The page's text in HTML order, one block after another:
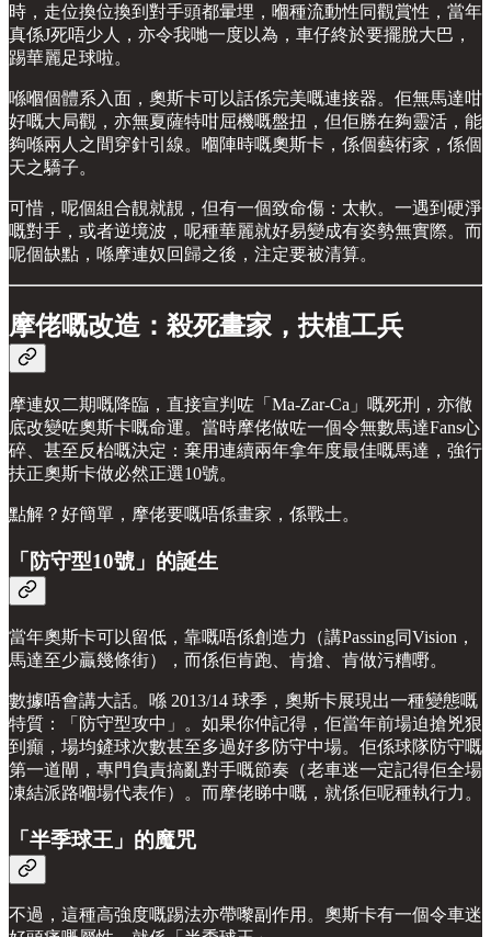
時，走位換位換到對手頭都暈埋，嗰種流動性同觀賞性，當年
真係J死唔少人，亦令我哋一度以為，車仔終於要擺脫大巴，
踢華麗足球啦。
喺嗰個體系入面，奧斯卡可以話係完美嘅連接器。佢無馬達咁
好嘅大局觀，亦無夏薩特咁屈機嘅盤扭，但佢勝在夠靈活，能
夠喺兩人之間穿針引線。嗰陣時嘅奧斯卡，係個藝術家，係個
天之驕子。
可惜，呢個組合靚就靚，但有一個致命傷：太軟。一遇到硬淨
嘅對手，或者逆境波，呢種華麗就好易變成有姿勢無實際。而
呢個缺點，喺摩連奴回歸之後，注定要被清算。
摩佬嘅改造：殺死畫家，扶植工兵
摩連奴二期嘅降臨，直接宣判咗「Ma-Zar-Ca」嘅死刑，亦徹
底改變咗奧斯卡嘅命運。當時摩佬做咗一個令無數馬達Fans心
碎、甚至反枱嘅決定：棄用連續兩年拿年度最佳嘅馬達，強行
扶正奧斯卡做必然正選10號。
點解？好簡單，摩佬要嘅唔係畫家，係戰士。
「防守型10號」的誕生
當年奧斯卡可以留低，靠嘅唔係創造力（講Passing同Vision，
馬達至少贏幾條街），而係佢肯跑、肯搶、肯做污糟嘢。
數據唔會講大話。喺 2013/14 球季，奧斯卡展現出一種變態嘅
特質：「防守型攻中」。如果你仲記得，佢當年前場迫搶兇狠
到癲，場均鏟球次數甚至多過好多防守中場。佢係球隊防守嘅
第一道閘，專門負責搞亂對手嘅節奏（老車迷一定記得佢全場
凍結派路嗰場代表作）。而摩佬睇中嘅，就係佢呢種執行力。
「半季球王」的魔咒
不過，這種高強度嘅踢法亦帶嚟副作用。奧斯卡有一個令車迷